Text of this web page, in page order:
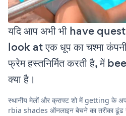
यदि आप अभी भी have
look at एक धूप का चश्मा
फ्रेम हस्तनिर्मित करती है, में
क्या है।
स्थानीय मेलों और क्राफ्ट शो में getting के
rbia shades ऑनलाइन बेचने का तरीका